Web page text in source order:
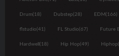
Drum(18) Dubstep(28) EDM(166)
flstudio(41) FL Studio(67) Future
Hardwell (18) Hip Hop(49) Hiphop